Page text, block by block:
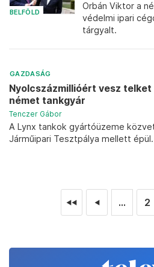
BELFÖLD
Orbán Viktor a
védelmi ipari
tárgyalt.
GAZDASÁG
Nyolcszázmillióért vesz
német tankgyár
Tenczer Gábor
A Lynx tankok gyártóüzeme
Járműipari Tesztpálya mellett épül.
◄◄ ◄ ... 2